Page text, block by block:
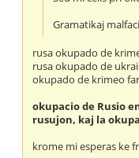
Gramatikaj
rusa okupado de
rusa okupado de
okupado de krimeo
okupacio de Rusio
rusujon, kaj la
krome mi esperas ke